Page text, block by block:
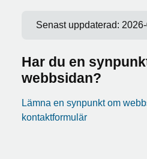
Senast uppdaterad:
Har du en
webbsidan?
Lämna en synpunkt om
kontaktformulär